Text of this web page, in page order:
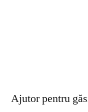
Ajutor pentru